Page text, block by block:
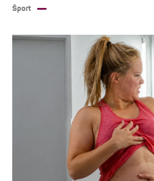
Šport